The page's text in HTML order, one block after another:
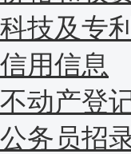
科技及专
信用信息
不动产登
公务员招